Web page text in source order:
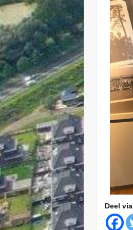
Deel via